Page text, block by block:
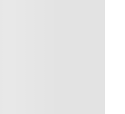
願い致しま
場合も起こり